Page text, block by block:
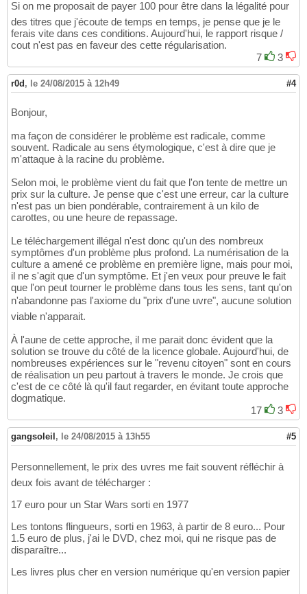
Si on me proposait de payer 100 pour être dans la légalité pour
des titres que j'écoute de temps en temps, je pense que je le
ferais vite dans ces conditions. Aujourd'hui, le rapport risque /
cout n'est pas en faveur des cette régularisation.
7
3
r0d , le 24/08/2015 à 12h49 #4
Bonjour,
ma façon de considérer le problème est radicale, comme
souvent. Radicale au sens étymologique, c'est à dire que je
m'attaque à la racine du problème.
Selon moi, le problème vient du fait que l'on tente de mettre un
prix sur la culture. Je pense que c'est une erreur, car la culture
n'est pas un bien pondérable, contrairement à un kilo de
carottes, ou une heure de repassage.
Le téléchargement illégal n'est donc qu'un des nombreux
symptômes d'un problème plus profond. La numérisation de la
culture a amené ce problème en première ligne, mais pour moi,
il ne s'agit que d'un symptôme. Et j'en veux pour preuve le fait
que l'on peut tourner le problème dans tous les sens, tant qu'on
n'abandonne pas l'axiome du "prix d'une uvre", aucune solution
viable n'apparait.
À l'aune de cette approche, il me parait donc évident que la
solution se trouve du côté de la licence globale. Aujourd'hui, de
nombreuses expériences sur le "revenu citoyen" sont en cours
de réalisation un peu partout à travers le monde. Je crois que
c'est de ce côté là qu'il faut regarder, en évitant toute approche
dogmatique.
17
3
gangsoleil , le 24/08/2015 à 13h55 #5
Personnellement, le prix des uvres me fait souvent réfléchir à
deux fois avant de télécharger :
17 euro pour un Star Wars sorti en 1977
Les tontons flingueurs, sorti en 1963, à partir de 8 euro... Pour
1.5 euro de plus, j'ai le DVD, chez moi, qui ne risque pas de
disparaître...
Les livres plus cher en version numérique qu'en version papier